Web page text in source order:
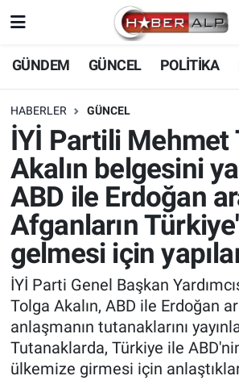
GÜNDEM GÜNCEL POLİTİKA
HABERLER GÜNCEL
İYİ Partili Mehmet
Akalın belgesini
ABD ile Erdoğan
Afganların
gelmesi için
İYİ Parti Genel Başkan
Tolga Akalın, ABD ile Erdoğan
anlaşmanın tutanaklarını
Tutanaklarda, Türkiye ile
ülkemize girmesi için
Nöbetçi Eczaneler
Hava Durumu
Trafik Durumu
Süper Lig Puan Durumu ve
Tüm Manşetler
Son Dakika Haberleri
Haber Arşivi